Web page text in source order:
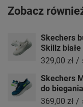
Zobacz
Skechers
Skillz
329,00 zł /
Skechers
do
369,00 zł /